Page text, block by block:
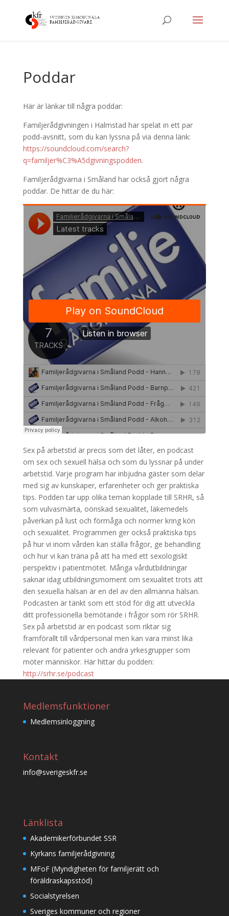
Poddar
Här är länkar till några poddar:
Familjerådgivningen i Halmstad har spelat in ett par
podd-avsnitt, som du kan lyssna på via denna länk:
https://soundcloud.com/search?
q=familjer%C3%A5dgivningspodden.
Familjerådgivarna i Småland har också gjort några
poddar. De hittar de du här:
Sex på arbetstid är precis som det låter, en podcast
om sex och sexuell hälsa och som du lyssnar på under
arbetstid. Varje program har inbjudna gäster som delar
med sig av kunskaper, erfarenheter och ger praktiska
tips. Podden tar upp olika teman kopplade till SRHR, så
som vulvasmärta, oönskad sexualitet, läkemedels
påverkan på lust och förmåga och normer kring kön
och sexualitet. Programmen ger också praktiska tips
på hur vi inom vården kan ställa frågor, ge behandling
och hur vi kan träna på att ha med ett sexologiskt
perspektiv i patientmötet. Många vårdutbildningar
saknar idag utbildningsmoment om sexualitet trots att
den sexuella hälsan är en del av den allmänna hälsan.
Podcasten är tänkt som ett stöd för dig att utveckla
ditt professionella bemötande i frågor som rör SRHR.
Sex på arbetstid är en podcast som riktar sig
framförallt till vårdpersonal men kan vara minst lika
relevant för patienter och andra yrkesgrupper som
möter människor. Här hittar du podden:
http://srhr.se/podcast
Medlemsfunktioner
Medlemsinloggning
Kontakt
info@sverigeskfr.se
Länklista
Akademikerförbundet SSR
Kyrkans familjerådgivning
MFoF (Myndigheten för familjerätt och
föräldraskapsstöd)
Socialstyrelsen
Sveriges kommuner och regioner